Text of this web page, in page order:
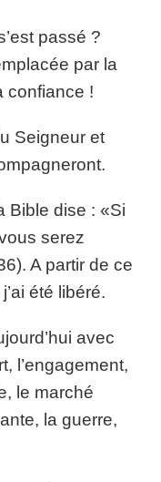
passé ?
par la
confiance !
Seigneur et
Bible dise : «Si
serez
A partir de ce
été libéré.
avec
l’engagement,
le marché
la guerre,